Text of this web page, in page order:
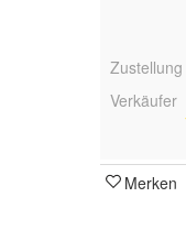
Zustellung
Verkäufer
Merken